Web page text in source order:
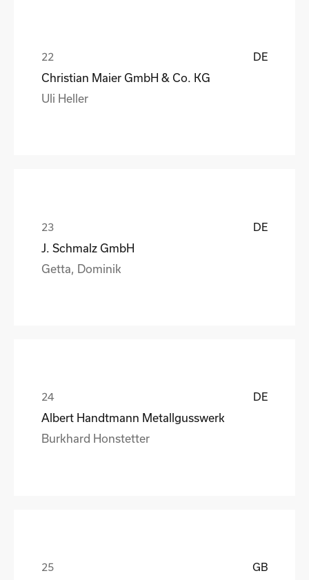
DE
Christian Maier GmbH & Co. KG
Uli Heller
DE
J. Schmalz GmbH
Getta, Dominik
DE
Albert Handtmann Metallgusswerk
Burkhard Honstetter
GB